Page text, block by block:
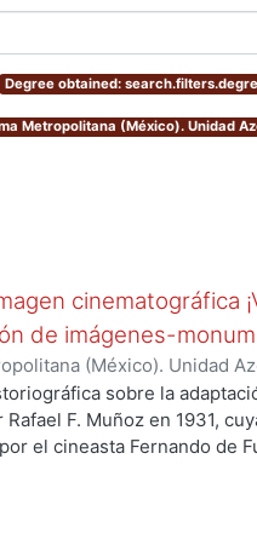
Degree obtained:
Metropolitana (México). Unidad
cinematográfica
de imágenes-
(México). Unidad
,2018)Sánchez, Norma
sobre la
F. Muñoz en 1931,
el cineasta Fernando de